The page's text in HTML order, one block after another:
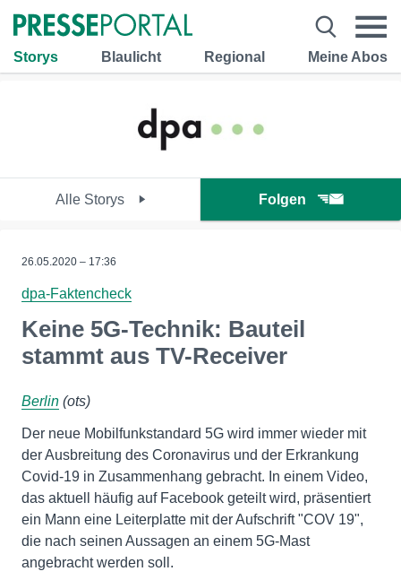
Storys Blaulicht Regional Meine Abos
Alle Storys Folgen
26.05.2020 – 17:36
dpa-Faktencheck
Keine 5G-Technik: Bauteil
stammt aus TV-Receiver
Berlin (ots)
Der neue Mobilfunkstandard 5G wird immer wieder mit
der Ausbreitung des Coronavirus und der Erkrankung
Covid-19 in Zusammenhang gebracht. In einem Video,
das aktuell häufig auf Facebook geteilt wird, präsentiert
ein Mann eine Leiterplatte mit der Aufschrift "COV 19",
die nach seinen Aussagen an einem 5G-Mast
angebracht werden soll.